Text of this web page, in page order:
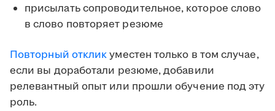
присылать сопроводительное, которое слово
в слово повторяет резюме
Повторный откликуместен только в том случае,
если вы доработали резюме, добавили
релевантный опыт или прошли обучение под эту
роль.